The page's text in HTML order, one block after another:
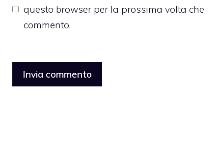
questo browser per la prossima volta che
commento.